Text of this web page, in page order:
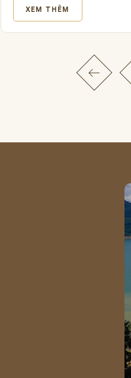
XEM THÊM